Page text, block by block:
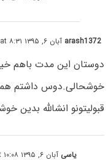
arash1372 آبان ۶, ۱۳۹۵ at ۸:۳۱ ب٫ظ
دوستان این مدت باهم
خوشحالی.دوس داشتم
قبولیتونو انشالله
یاسی آبان ۶, ۱۳۹۵ at ۱۰:۰۸ ب٫ظ